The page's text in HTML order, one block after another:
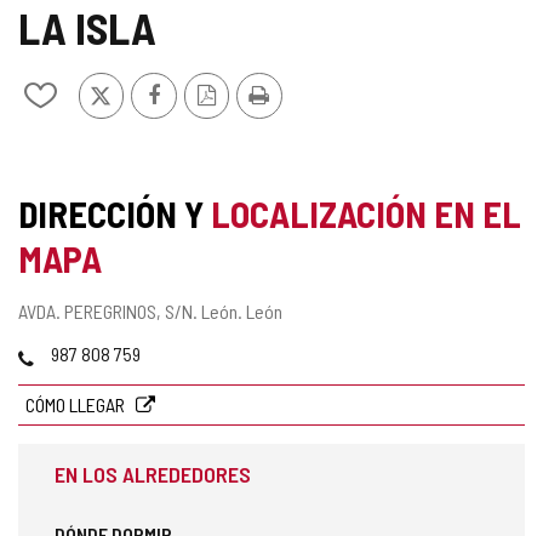
León
LA ISLA
Añadir/quitar
X FacebookVersión
PDF
Imprimir
DIRECCIÓN Y LOCALIZACIÓN EN EL
MAPA
Dirección
AVDA. PEREGRINOS, S/N. León. León
Teléfonos
987 808 759
CÓMO LLEGAR
EN LOS ALREDEDORES